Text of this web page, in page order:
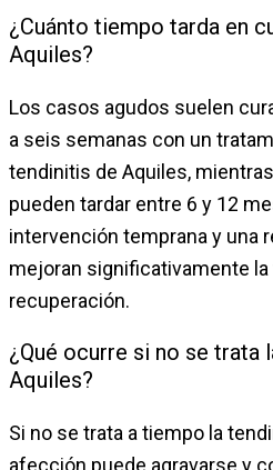
¿Cuánto tiempo tarda en
Aquiles?
Los casos agudos suelen
a seis semanas con un
tendinitis de Aquiles,
pueden tardar entre 6 y 12
intervención temprana y una
mejoran significativamente la
recuperación.
¿Qué ocurre si no se trata
Aquiles?
Si no se trata a tiempo la
afección puede agravarse y